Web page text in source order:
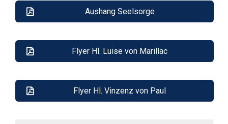
Aushang Seelsorge
Flyer Hl. Luise von Marillac
Flyer Hl. Vinzenz von Paul